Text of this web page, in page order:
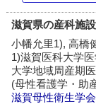
滋賀県の産科施
小幡允里1), 高橋
1)滋賀医科大学
大学地域周産期
(母性看護学・助
滋賀母性衛生学